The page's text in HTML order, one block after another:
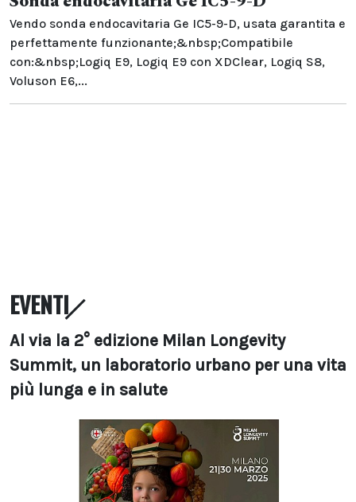
Vendo sonda endocavitaria Ge IC5-9-D, usata garantita e
perfettamente funzionante;&nbsp;Compatibile
con:&nbsp;Logiq E9, Logiq E9 con XDClear, Logiq S8,
Voluson E6,...
EVENTI
Al via la 2° edizione Milan Longevity
Summit, un laboratorio urbano per una vita
più lunga e in salute